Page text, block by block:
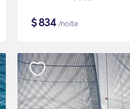
$834/noite